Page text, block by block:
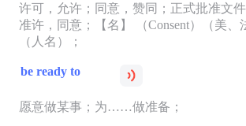
许可，允许；同意，赞同；正式批准文
准许，同意；【名】 （Consent）（美、
（人名）；
be ready to
愿意做某事；为……做准备；